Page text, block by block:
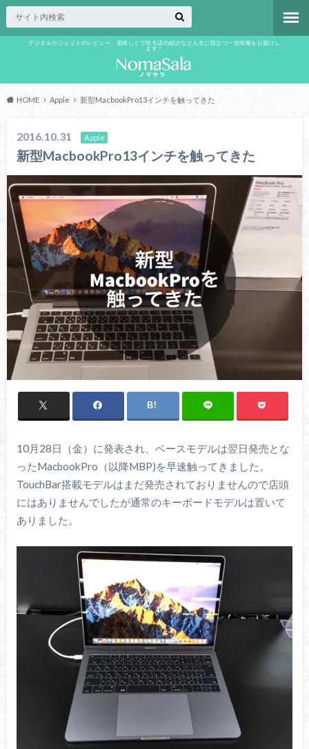
デジタルガジェットのレビュー、美味しくて唸る店の紹介など人生に役立つ一次情報をお届けし
ます！
HOME Apple 新型MacbookPro13インチを触ってきた
2016.10.31 Apple
新型MacbookPro13インチを触ってきた
10月28日（金）に発表され、ベースモデルは翌日発売とな
ったMacbookPro（以降MBP)を早速触ってきました。
TouchBar搭載モデルはまだ発売されておりませんので店頭
にはありませんでしたが通常のキーボードモデルは置いて
ありました。